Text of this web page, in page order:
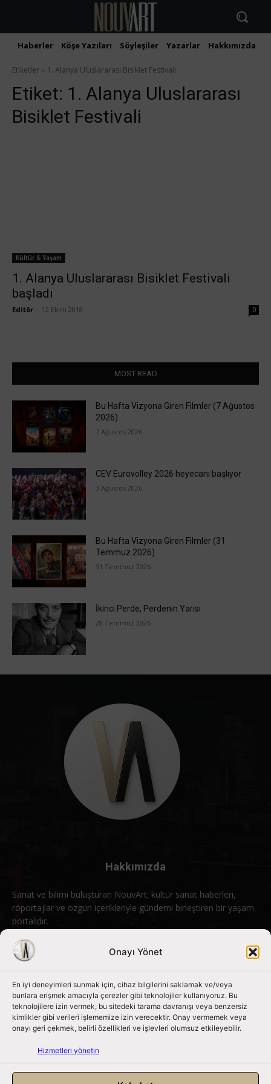
Onayı Yönet
En iyi deneyimleri sunmak için, cihaz bilgilerini saklamak ve/veya
bunlara erişmek amacıyla çerezler gibi teknolojiler kullanıyoruz. Bu
teknolojilere izin vermek, bu sitedeki tarama davranışı veya benzersiz
kimlikler gibi verileri işlememize izin verecektir. Onay vermemek veya
onayı geri çekmek, belirli özellikleri ve işlevleri olumsuz etkileyebilir.
Hizmetleri yönetin
Haberler Köşe Yazıları Söyleşiler Yazarlar Hakkımızda
Etiketler 1. Alanya Uluslararası Bisiklet Festivali
Etiket: 1. Alanya Uluslararası
Bisiklet Festivali
Kültür & Yaşam
1. Alanya Uluslararası Bisiklet Festivali
başladı
Editör 12 Ekim 2018 0
MOST READ
Bu Hafta Vizyona Giren Filmler (7 Ağustos
2026)
7 Ağustos 2026
CEV Eurovolley 2026 heyecanı başlıyor
3 Ağustos 2026
Bu Hafta Vizyona Giren Filmler (31
Temmuz 2026)
31 Temmuz 2026
İkinci Perde, Perdenin Yarısı
28 Temmuz 2026
Hakkımızda
Sanat ve bilimi buluşturan NouvArt; kültür sanat haberleri,
röportajlar ve özgün içerikleriyle gündemi birleştiren bir yaşam
portalıdır.
Bizimle iletişime geçin: info@nouvart.net
Bizi Takip Edin